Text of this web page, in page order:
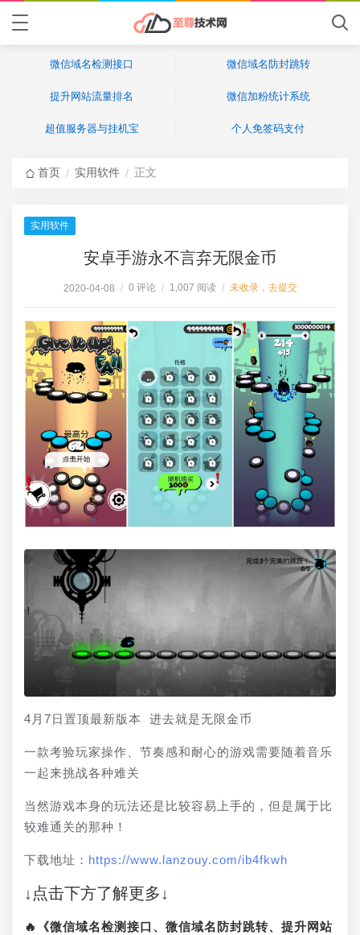
微信域名检测接口 微信域名防封跳转
提升网站流量排名 微信加粉统计系统
超值服务器与挂机宝 个人免签码支付
首页 / 实用软件 / 正文
实用软件
安卓手游永不言弃无限金币
2020-04-08 / 0 评论 / 1,007 阅读 / 未收录，去提交
4月7日置顶最新版本 进去就是无限金币
一款考验玩家操作、节奏感和耐心的游戏需要随着音乐
一起来挑战各种难关
当然游戏本身的玩法还是比较容易上手的，但是属于比
较难通关的那种！
下载地址： https://www.lanzouy.com/ib4fkwh
↓点击下方了解更多↓
🔥《微信域名检测接口、微信域名防封跳转、提升网站